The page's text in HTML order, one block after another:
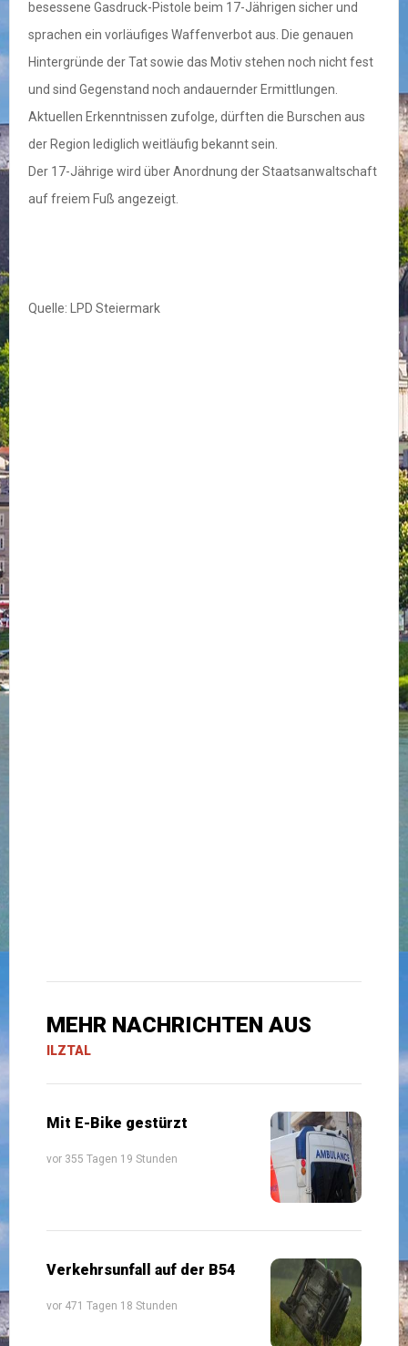
besessene Gasdruck-Pistole beim 17-Jährigen sicher und
sprachen ein vorläufiges Waffenverbot aus. Die genauen
Hintergründe der Tat sowie das Motiv stehen noch nicht fest
und sind Gegenstand noch andauernder Ermittlungen.
Aktuellen Erkenntnissen zufolge, dürften die Burschen aus
der Region lediglich weitläufig bekannt sein.
Der 17-Jährige wird über Anordnung der Staatsanwaltschaft
auf freiem Fuß angezeigt.
Quelle: LPD Steiermark
MEHR NACHRICHTEN AUS
ILZTAL
Mit E-Bike gestürzt
vor 355 Tagen 19 Stunden
Verkehrsunfall auf der B54
vor 471 Tagen 18 Stunden